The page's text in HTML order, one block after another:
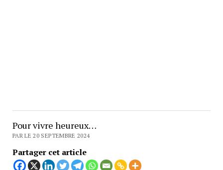
Pour vivre heureux…
PAR LE 20 SEPTEMBRE 2024
Partager cet article